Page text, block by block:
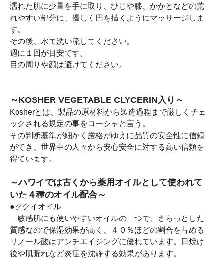
濡れた肌に少量を手に取り、ひじや膝、かかとなどの荒
れやすい部分に、優しく円を描くようにマッサージしま
す。
その後、水で洗い流してください。
週に１回が目安です。
目の周りや顔は避けてください。
～KOSHER VEGETABLE CLYCERIN入り～
Kosherとは、製品の原材料から製造過程まで厳しくチェ
ックされる規定の事をコーシャと言う。
その判断基準が細かく厳格がゆえに品質の安全性に信頼
ができ、世界中の人々から安心安全に対する高い信頼を
得ています。
～ハワイでは古くから薬用オイルとして使われて
いた４種のオイル配合～
●ククイオイル
敏感肌にも使いやすいオイルの一つで、さらっとした
質感なので保湿効果が高く、４０％ほどの割合を占める
リノール酸はアンチエイジングに優れています。日焼け
後や肌荒れなど炎症を沈静する効果があります。